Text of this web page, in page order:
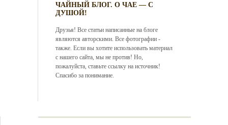
ЧАЙНЫЙ БЛОГ. О ЧАЕ — С
ДУШОЙ!
Друзья! Все статьи написанные на блоге
являются авторскими. Все фотографии -
также. Если вы хотите использовать материал
с нашего сайта, мы не против! Но,
пожалуйста, ставьте ссылку на источник!
Спасибо за понимание.